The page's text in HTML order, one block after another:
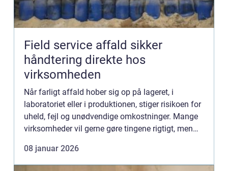
Field service affald sikker
håndtering direkte hos
virksomheden
Når farligt affald hober sig op på lageret, i
laboratoriet eller i produktionen, stiger risikoen for
uheld, fejl og unødvendige omkostninger. Mange
virksomheder vil gerne gøre tingene rigtigt, men
kom...
08 januar 2026